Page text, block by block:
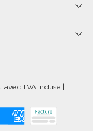
TVA incluse |